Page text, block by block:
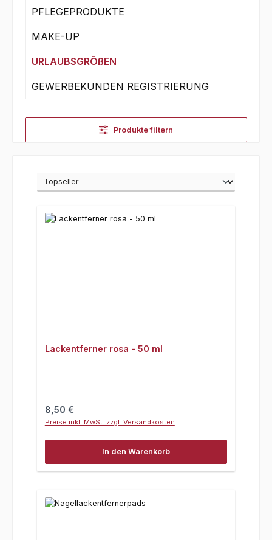
PFLEGEPRODUKTE
MAKE-UP
URLAUBSGRÖßEN
GEWERBEKUNDEN REGISTRIERUNG
Produkte filtern
Lackentferner rosa - 50 ml
Regulärer Preis:
8,50 €
Preise inkl. MwSt. zzgl. Versandkosten
In den Warenkorb